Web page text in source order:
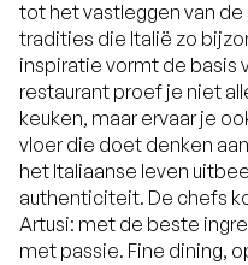
tot het vastleggen van
tradities die Italië zo
inspiratie vormt de basis
restaurant proef je niet
keuken, maar ervaar je
vloer die doet denken
het Italiaanse leven
authenticiteit. De chefs
Artusi: met de beste
met passie. Fine dining,